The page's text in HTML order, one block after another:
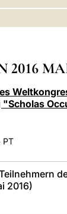
2016
PT
2016)